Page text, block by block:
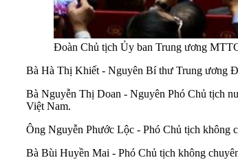
Đoàn Chủ tịch Ủy ban Trung ương
Bà Hà Thị Khiết - Nguyên Bí thư Trung ương
Bà Nguyễn Thị Doan - Nguyên Phó Chủ tịch
Việt Nam.
Ông Nguyễn Phước Lộc - Phó Chủ tịch
Bà Bùi Huyền Mai - Phó Chủ tịch không